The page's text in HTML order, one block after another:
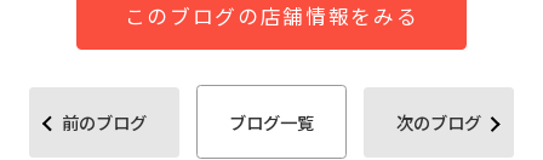
このブログの店舗情報をみる
前のブログ ブログ一覧 次のブログ